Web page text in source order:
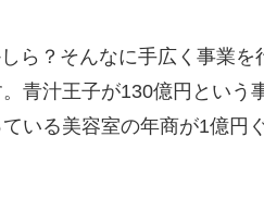
ら？そんなに手広く事業
青汁王子が130億円という
いる美容室の年商が1億円